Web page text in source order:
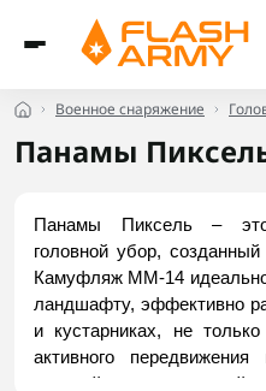
Военное снаряжение
Панамы
Панамы Пиксель –
головной убор,
Камуфляж ММ-14 идеально
ландшафту, эффективно
и кустарниках, не
активного
прочной